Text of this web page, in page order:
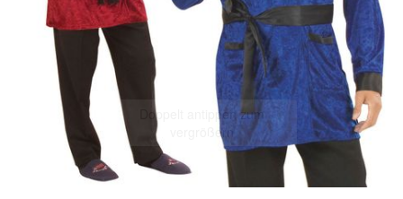
Doppelt antippen zum
vergrößern